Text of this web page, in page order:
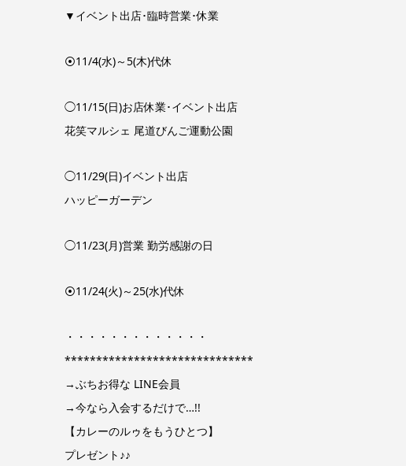
▼イベント出店･臨時営業･休業
⦿11/4(水)～5(木)代休
◯11/15(日)お店休業･イベント出店
花笑マルシェ 尾道びんご運動公園
◯11/29(日)イベント出店
ハッピーガーデン
◯11/23(月)営業 勤労感謝の日
⦿11/24(火)～25(水)代休
・・・・・・・・・・・・・
******************************
→ぶちお得な LINE会員
→今なら入会するだけで…!!
【カレーのルゥをもうひとつ】
プレゼント♪♪